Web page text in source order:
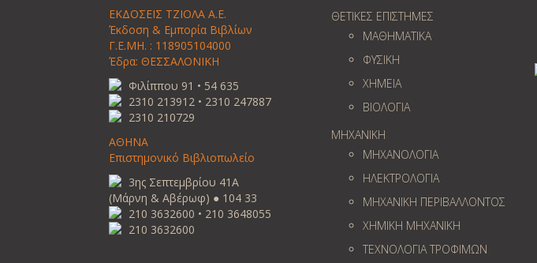
ΕΚΔΟΣΕΙΣ ΤΖΙΟΛΑ Α.Ε.
Έκδοση & Εμπορία Βιβλίων
Γ.Ε.ΜΗ. : 118905104000
Έδρα: ΘΕΣΣΑΛΟΝΙΚΗ
Φιλίππου 91 • 54 635
2310 213912 • 2310 247887
2310 210729
ΑΘΗΝΑ
Επιστημονικό Βιβλιοπωλείο
3ης Σεπτεμβρίου 41Α
(Μάρνη & Αβέρωφ) ● 104 33
210 3632600 • 210 3648055
210 3632600
ΘΕΤΙΚΕΣ ΕΠΙΣΤΗΜΕΣ
ΜΑΘΗΜΑΤΙΚΑ
ΦΥΣΙΚΗ
ΧΗΜΕΙΑ
ΒΙΟΛΟΓΙΑ
ΜΗΧΑΝΙΚΗ
ΜΗΧΑΝΟΛΟΓΙΑ
ΗΛΕΚΤΡΟΛΟΓΙΑ
ΜΗΧΑΝΙΚΗ ΠΕΡΙΒΑΛΛΟΝΤΟΣ
ΧΗΜΙΚΗ ΜΗΧΑΝΙΚΗ
ΤΕΧΝΟΛΟΓΙΑ ΤΡΟΦΙΜΩΝ